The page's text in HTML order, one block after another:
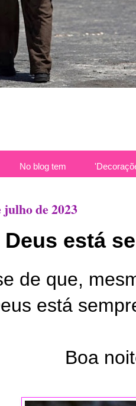
No blog tem
julho de 2023
Deus está
de que,
está
Boa